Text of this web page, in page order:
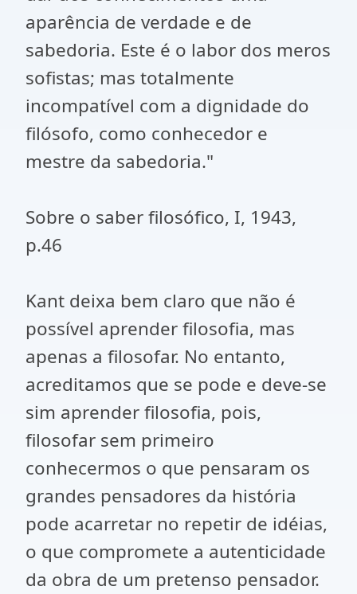
aparência de verdade e de
sabedoria. Este é o labor dos meros
sofistas; mas totalmente
incompatível com a dignidade do
filósofo, como conhecedor e
mestre da sabedoria."
Sobre o saber filosófico, I, 1943,
p.46
Kant deixa bem claro que não é
possível aprender filosofia, mas
apenas a filosofar. No entanto,
acreditamos que se pode e deve-se
sim aprender filosofia, pois,
filosofar sem primeiro
conhecermos o que pensaram os
grandes pensadores da história
pode acarretar no repetir de idéias,
o que compromete a autenticidade
da obra de um pretenso pensador.